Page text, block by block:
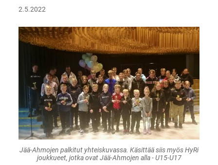
2.5.2022
Jää-Ahmojen palkitut yhteiskuvassa. Käsittää siis myös HyRi
joukkueet, jotka ovat Jää-Ahmojen alla - U15-U17